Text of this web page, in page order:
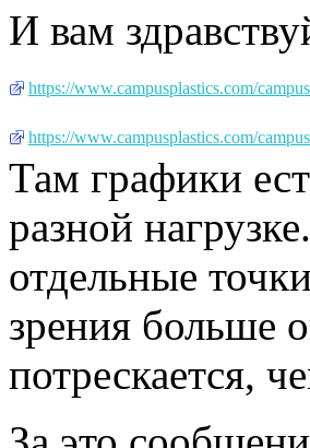
И вам
https://www.campusplastics.com/
https://www.campusplastics.com/
Там графики
разной
отдельные
зрения больше
потрескается,